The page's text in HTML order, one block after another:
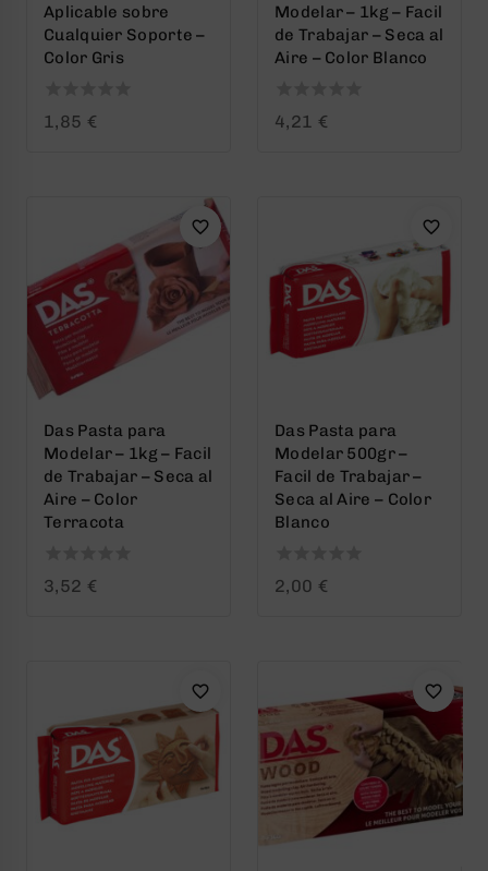
Aplicable sobre
Cualquier Soporte –
Color Gris
01,85 €
Modelar – 1kg – Facil
de Trabajar – Seca al
Aire – Color Blanco
0
4,21 €
Das Pasta para
Modelar – 1kg – Facil
de Trabajar – Seca al
Aire – Color
Terracota
0
3,52 €
Das Pasta para
Modelar 500gr –
Facil de Trabajar –
Seca al Aire – Color
Blanco
0
2,00 €